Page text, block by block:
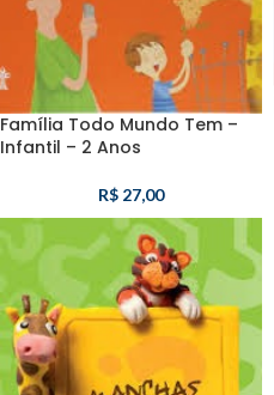
Família Todo Mundo Tem –
Infantil – 2 Anos
R$ 27,00